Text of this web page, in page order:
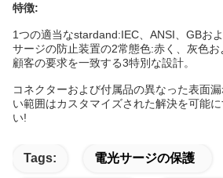
特徴:
1つの適当なstardand:IEC、ANSI、GBお
サージの防止装置の2常態色:赤く、灰色お
顧客の要求を一致する3特別な設計。
コネクターおよび付属品の異なった表面
い範囲はカスタマイズされた解決を可能
い!
Tags: 電光サージの保護